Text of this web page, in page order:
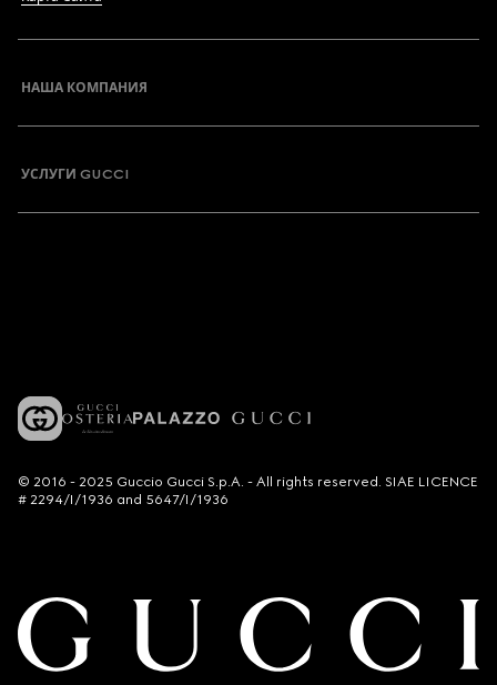
НАША КОМПАНИЯ
УСЛУГИ GUCCI
© 2016 - 2025 Guccio Gucci S.p.A. - All rights reserved. SIAE LICENCE
# 2294/I/1936 and 5647/I/1936